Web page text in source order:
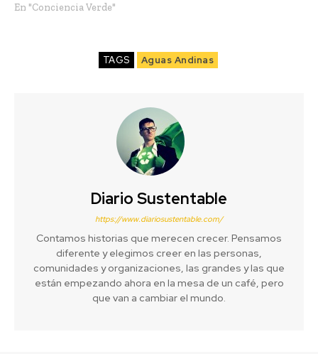
En "Conciencia Verde"
TAGS Aguas Andinas
Diario Sustentable
https://www.diariosustentable.com/
Contamos historias que merecen crecer. Pensamos
diferente y elegimos creer en las personas,
comunidades y organizaciones, las grandes y las que
están empezando ahora en la mesa de un café, pero
que van a cambiar el mundo.